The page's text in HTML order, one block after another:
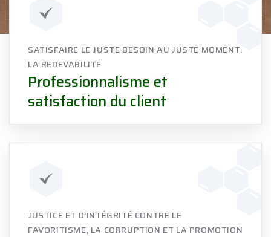
SATISFAIRE LE JUSTE BESOIN AU JUSTE MOMENT.
LA REDEVABILITÉ
Professionnalisme et
satisfaction du client
JUSTICE ET D’INTÉGRITÉ CONTRE LE
FAVORITISME, LA CORRUPTION ET LA PROMOTION